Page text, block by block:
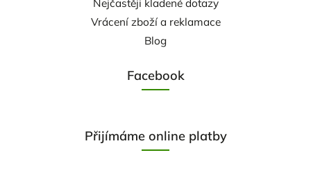
Nejčastěji kladené dotazy
Vrácení zboží a reklamace
Blog
Facebook
Přijímáme online platby